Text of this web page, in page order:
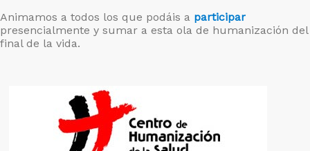
Animamos a todos los que podáis a participar
presencialmente y sumar a esta ola de humanización del
final de la vida.